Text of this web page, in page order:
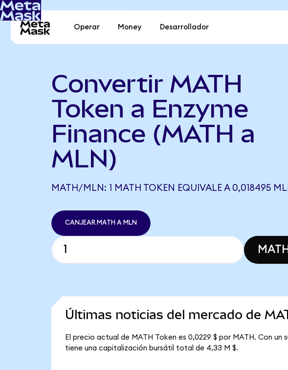
Operar Money Desarrollador
Convertir MATH
Token a Enzyme
Finance (MATH a
MLN)
MATH/MLN: 1 MATH TOKEN EQUIVALE A 0,018495
CANJEAR MATH A MLN
MATH
Últimas noticias del mercado de
El precio actual de MATH Token es 0,0229 $ por MATH. Con
tiene una capitalización bursátil total de 4,33 M $.